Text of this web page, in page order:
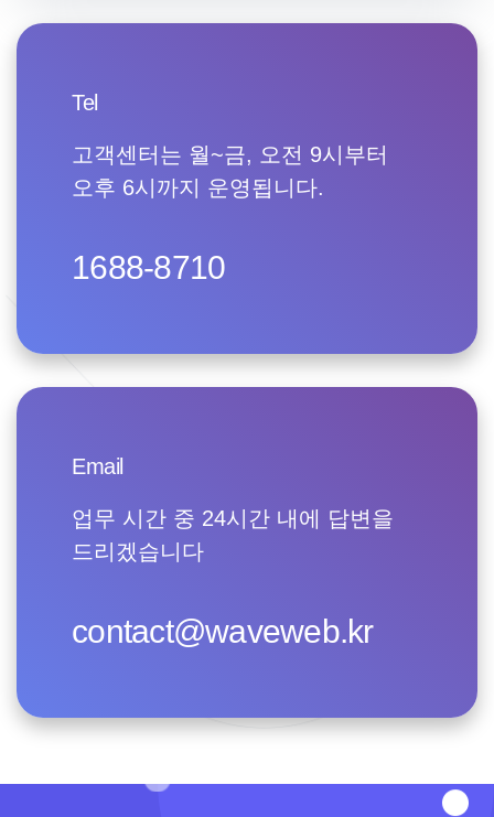
Tel
고객센터는 월~금, 오전 9시부터
오후 6시까지 운영됩니다.
1688-8710
Email
업무 시간 중 24시간 내에 답변을
드리겠습니다
contact@waveweb.kr